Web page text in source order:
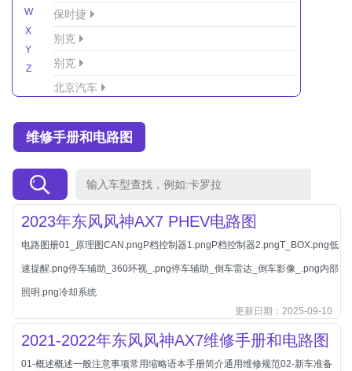
W
X
Y
Z
保时捷
别克
别克
北京汽车
北京越野车
北汽制造
奔腾
奔腾
维修手册和电路图
2023年东风风神AX7 PHEV电路图
电路图册01_原理图CAN.pngP档控制器1.pngP档控制器2.pngT_BOX.png低
速提醒.png停车辅助_360环视_.png停车辅助_倒车雷达_倒车影像_.png内部
照明.png冷却系统
更新日期：2025-09-10
2021-2022年东风风神AX7维修手册和电路图
01-概述概述一般注意事项常用缩略语本手册简介通用维修规范02-新车准备